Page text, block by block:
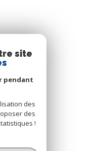
site
pendant
des
des
!